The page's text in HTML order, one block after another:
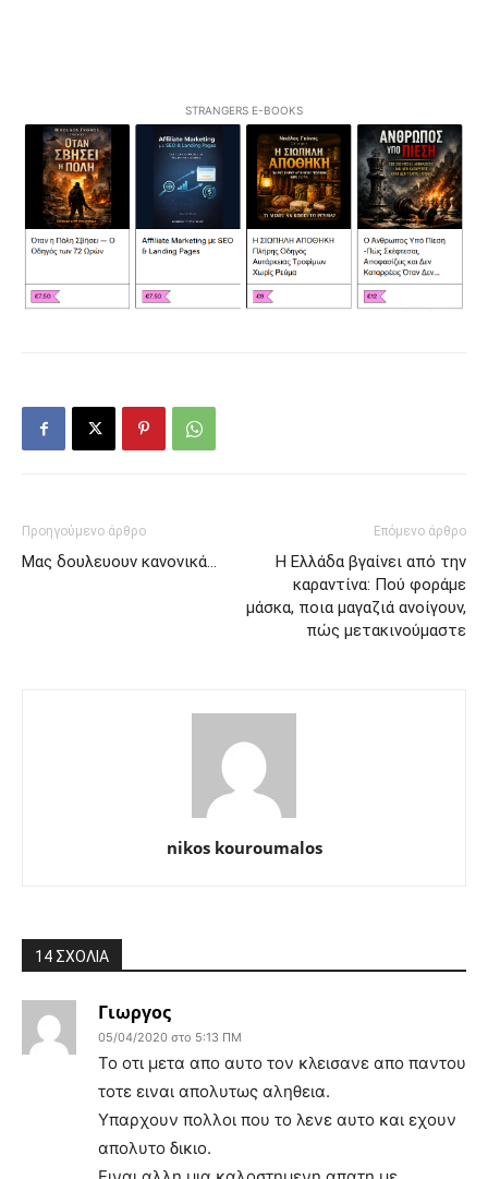
STRANGERS E-BOOKS
Προηγούμενο άρθρο
Μας δουλευουν κανονικά…
Επόμενο άρθρο
Η Ελλάδα βγαίνει από την
καραντίνα: Πού φοράμε
μάσκα, ποια μαγαζιά ανοίγουν,
πώς μετακινούμαστε
nikos kouroumalos
14 ΣΧΟΛΙΑ
Γιωργος
05/04/2020 στο 5:13 ΠΜ
Το οτι μετα απο αυτο τον κλεισανε απο παντου
τοτε ειναι απολυτως αληθεια.
Υπαρχουν πολλοι που το λενε αυτο και εχουν
απολυτο δικιο.